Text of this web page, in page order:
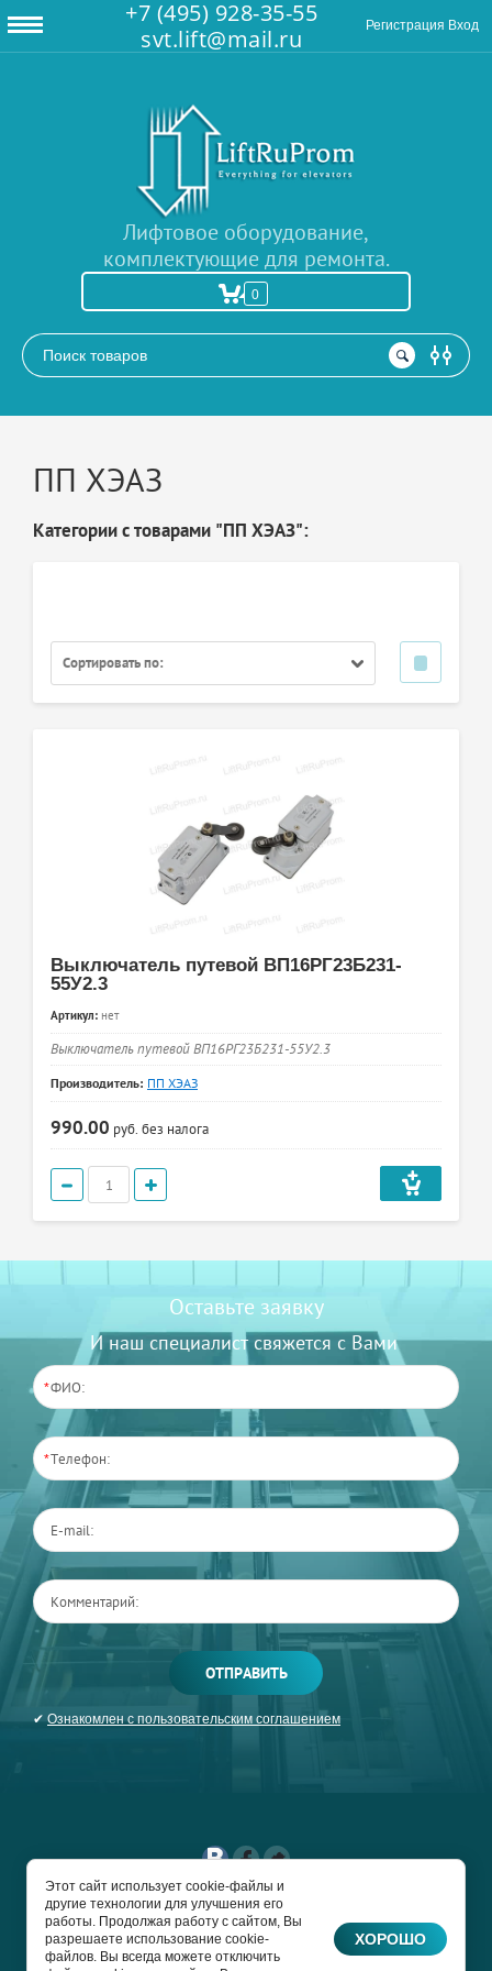
+7 (495) 928-35-55
svt.lift@mail.ru
Регистрация Вход
Лифтовое оборудование,
комплектующие для ремонта.
0
ПП ХЭАЗ
Категории с товарами "ПП ХЭАЗ":
Сортировать по:
Выключатель путевой ВП16РГ23Б231-
55У2.3
Артикул: нет
Выключатель путевой ВП16РГ23Б231-55У2.3
Производитель: ПП ХЭАЗ
990.00 руб. без налога
Оставьте заявку
И наш специалист свяжется с Вами
*
*
ОТПРАВИТЬ
✔ Ознакомлен с пользовательским соглашением
COPYRIGHT © 2017 -
2026 ЛИФТРУПРОМ
Этот сайт использует cookie-файлы и
другие технологии для улучшения его
работы. Продолжая работу с сайтом, Вы
разрешаете использование cookie-
файлов. Вы всегда можете отключить
ХОРОШО